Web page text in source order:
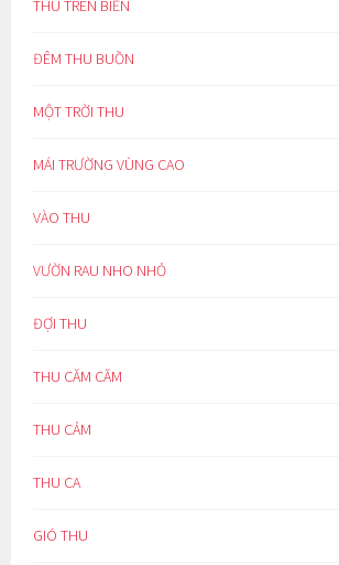
THU TRÊN BIỂN
ĐÊM THU BUỒN
MỘT TRỜI THU
MÁI TRƯỜNG VÙNG CAO
VÀO THU
VƯỜN RAU NHO NHỎ
ĐỢI THU
THU CĂM CĂM
THU CẢM
THU CA
GIÓ THU